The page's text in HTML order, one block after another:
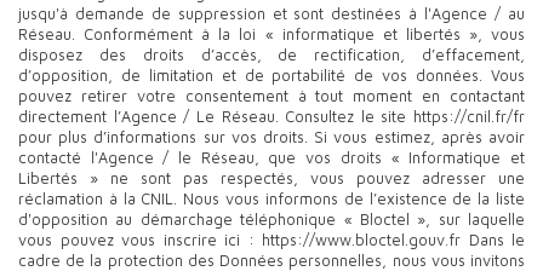
jusqu'à demande de suppression et sont destinées à l'Agence / au
Réseau. Conformément à la loi « informatique et libertés », vous
disposez des droits d’accès, de rectification, d’effacement,
d’opposition, de limitation et de portabilité de vos données. Vous
pouvez retirer votre consentement à tout moment en contactant
directement l’Agence / Le Réseau. Consultez le site https://cnil.fr/fr
pour plus d’informations sur vos droits. Si vous estimez, après avoir
contacté l'Agence / le Réseau, que vos droits « Informatique et
Libertés » ne sont pas respectés, vous pouvez adresser une
réclamation à la CNIL. Nous vous informons de l’existence de la liste
d'opposition au démarchage téléphonique « Bloctel », sur laquelle
vous pouvez vous inscrire ici : https://www.bloctel.gouv.fr Dans le
cadre de la protection des Données personnelles, nous vous invitons